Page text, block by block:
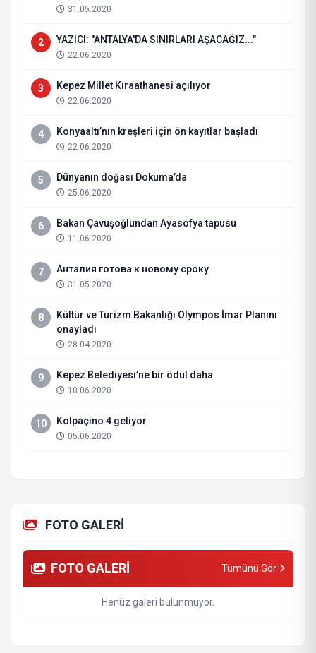
31.05.2020
2 YAZICI: "ANTALYA'DA SINIRLARI AŞACAĞIZ..."
22.06.2020
3 Kepez Millet Kıraathanesi açılıyor
22.06.2020
4 Konyaaltı’nın kreşleri için ön kayıtlar başladı
22.06.2020
5 Dünyanın doğası Dokuma’da
25.06.2020
6 Bakan Çavuşoğlundan Ayasofya tapusu
11.06.2020
7 Анталия готова к новому сроку
31.05.2020
8
Kültür ve Turizm Bakanlığı Olympos İmar Planını
onayladı
28.04.2020
9 Kepez Belediyesi’ne bir ödül daha
10.06.2020
10 Kolpaçino 4 geliyor
05.06.2020
FOTO GALERİ
FOTO GALERİ Tümünü Gör
Henüz galeri bulunmuyor.